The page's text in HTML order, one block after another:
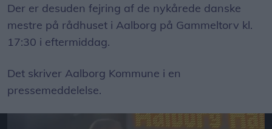
Der er desuden fejring af de nykårede danske
mestre på rådhuset i Aalborg på Gammeltorv kl.
17:30 i eftermiddag.
Det skriver Aalborg Kommune i en
pressemeddelelse.